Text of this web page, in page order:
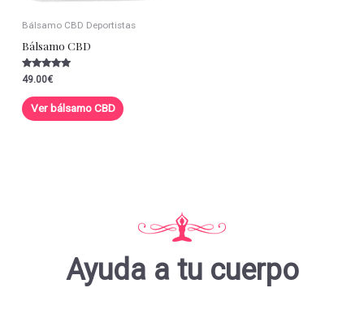
Bálsamo CBD Deportistas
Bálsamo CBD
Valorado con
5.00
de 5
49.00€
Ver bálsamo CBD
Ayuda a tu cuerpo